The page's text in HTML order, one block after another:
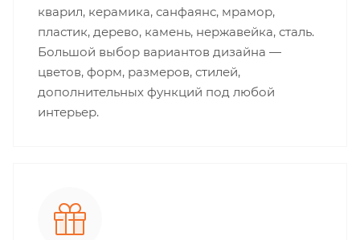
кварил, керамика, санфаянс, мрамор,
пластик, дерево, камень, нержавейка, сталь.
Большой выбор вариантов дизайна —
цветов, форм, размеров, стилей,
дополнительных функций под любой
интерьер.